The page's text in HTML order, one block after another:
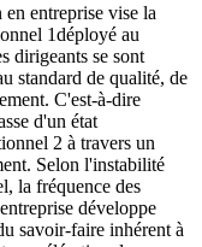
entreprise vise la
1déployé au
dirigeants se sont
standard de qualité, de
C'est-à-dire
d'un état
2 à travers un
Selon l'instabilité
la fréquence des
développe
savoir-faire inhérent à